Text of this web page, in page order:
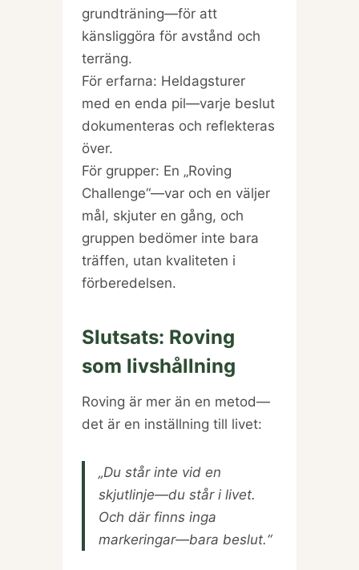
grundträning—för att
känsliggöra för avstånd och
terräng.
För erfarna: Heldagsturer
med en enda pil—varje beslut
dokumenteras och reflekteras
över.
För grupper: En „Roving
Challenge“—var och en väljer
mål, skjuter en gång, och
gruppen bedömer inte bara
träffen, utan kvaliteten i
förberedelsen.
Slutsats: Roving
som livshållning
Roving är mer än en metod—
det är en inställning till livet:
„Du står inte vid en
skjutlinje—du står i livet.
Och där finns inga
markeringar—bara beslut.“